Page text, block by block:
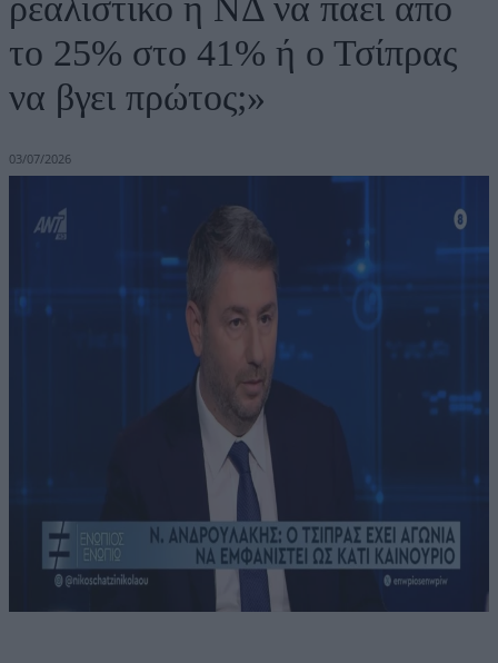
ρεαλιστικό η ΝΔ να πάει από
το 25% στο 41% ή ο Τσίπρας
να βγει πρώτος;»
03/07/2026